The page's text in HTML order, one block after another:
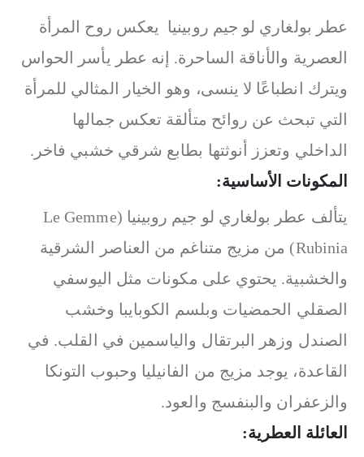
عطر بولغاري لو جيم روبينيا يعكس روح المرأة
العصرية والأناقة الساحرة. إنه عطر يأسر الحواس
ويترك انطباعًا لا ينسى، وهو الخيار المثالي للمرأة
التي تبحث عن روائح متألقة تعكس جمالها
الداخلي وتعزز أنوثتها بطابع شرقي خشبي فاخر.
المكونات الأساسية:
يتألف عطر بولغاري لو جيم روبينيا (Le Gemme
Rubinia) من مزيج متناغم من العناصر الشرقية
والخشبية. يحتوي على مكونات مثل اليوسفي
الصقلي الحمضيات وبلسم الكوبايبا وخشب
الصندل وزهر البرتقال والياسمين في القلب. في
القاعدة، يوجد مزيج من الفانيليا وحبوب التونكا
والزعفران والبنفسج والعود.
العائلة العطرية: